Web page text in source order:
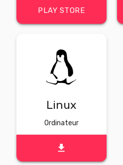
PLAY STORE
Linux
Ordinateur
file_download